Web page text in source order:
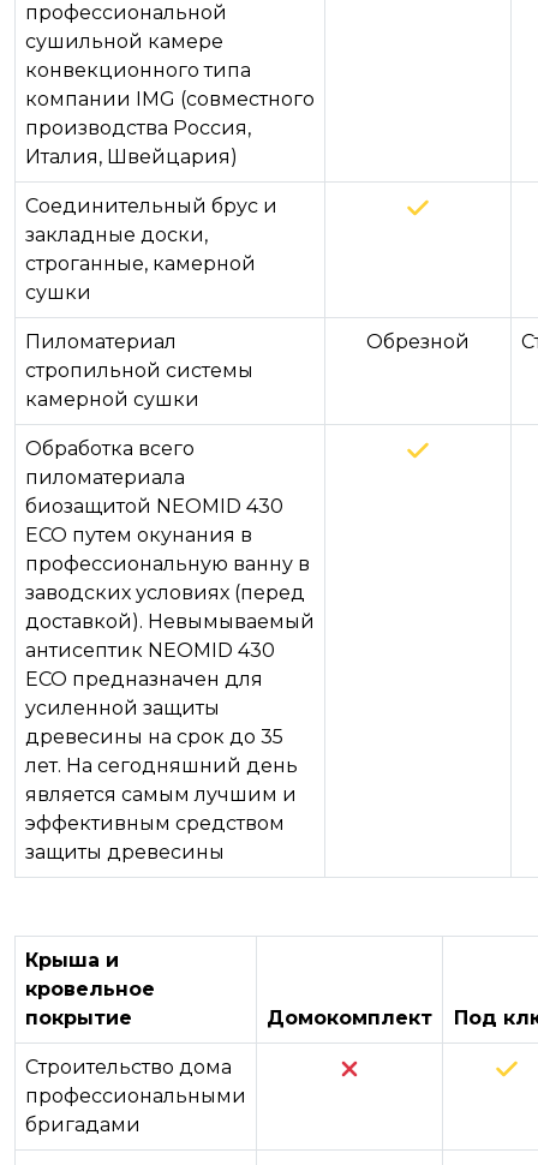
профессиональной
сушильной камере
конвекционного типа
компании IMG (совместного
производства Россия,
Италия, Швейцария)
Соединительный брус и
закладные доски,
строганные, камерной
сушки
Пиломатериал
стропильной системы
камерной сушки
Обрезной
Обработка всего
пиломатериала
биозащитой NEOMID 430
ECO путем окунания в
профессиональную ванну в
заводских условиях (перед
доставкой). Невымываемый
антисептик NEOMID 430
ECO предназначен для
усиленной защиты
древесины на срок до 35
лет. На сегодняшний день
является самым лучшим и
эффективным средством
защиты древесины
Крыша и
кровельное
покрытие
Домокомплект Под
Строительство дома
профессиональными
бригадами